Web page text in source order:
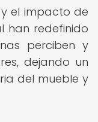
el impacto de
han redefinido
perciben y
dejando un
del mueble y